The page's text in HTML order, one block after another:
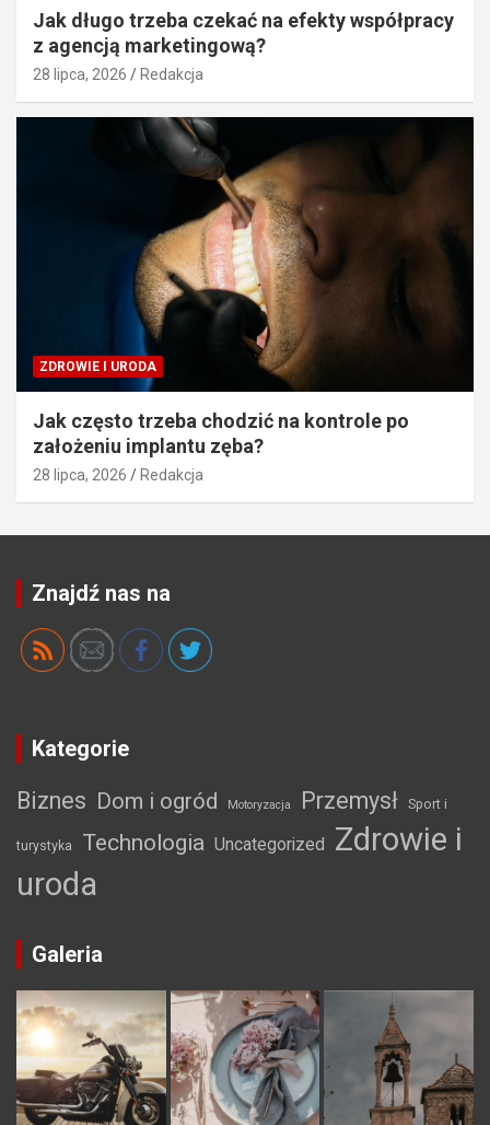
Jak długo trzeba czekać na efekty współpracy
z agencją marketingową?
28 lipca, 2026 Redakcja
ZDROWIE I URODA
Jak często trzeba chodzić na kontrole po
założeniu implantu zęba?
28 lipca, 2026 Redakcja
Znajdź nas na
Kategorie
Biznes Dom i ogród Motoryzacja Przemysł Sport i
turystyka Technologia Uncategorized
Zdrowie i
uroda
Galeria